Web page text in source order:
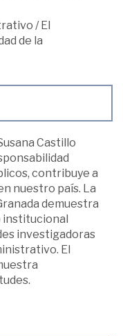
/El
de la
Castillo
contribuye a
nuestro país. La
demuestra
institucional
investigadoras
El